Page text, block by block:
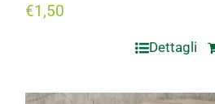
€1,50
Dettagli